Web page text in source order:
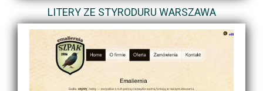
LITERY ZE STYRODURU WARSZAWA